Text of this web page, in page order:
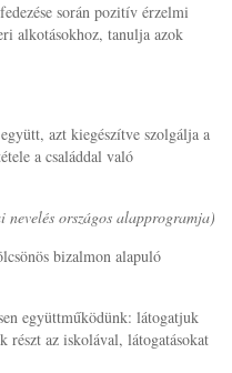
során pozitív érzelmi
alkotásokhoz, tanulja azok
azt kiegészítve szolgálja a
a családdal való
nevelés országos alapprogramja)
bizalmon alapuló
együttműködünk: látogatjuk
részt az iskolával, látogatásokat